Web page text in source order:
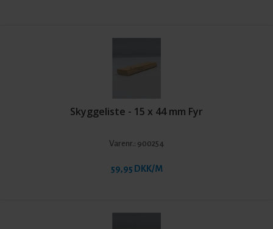
Skyggeliste - 15 x 44 mm Fyr
Varenr.: 900254
59,95 DKK/M